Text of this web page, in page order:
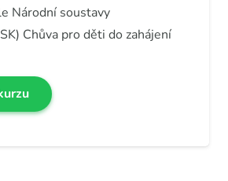
Národní soustavy
Chůva pro děti do zahájení